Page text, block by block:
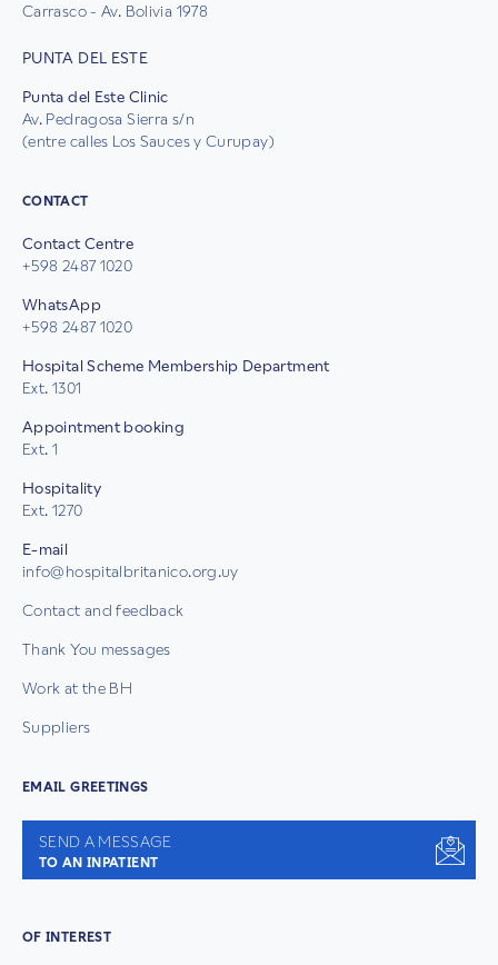
Carrasco - Av. Bolivia 1978
PUNTA DEL ESTE
Punta del Este Clinic
Av. Pedragosa Sierra s/n
(entre calles Los Sauces y Curupay)
CONTACT
Contact Centre
+598 2487 1020
WhatsApp
+598 2487 1020
Hospital Scheme Membership Department
Ext. 1301
Appointment booking
Ext. 1
Hospitality
Ext. 1270
E-mail
info@hospitalbritanico.org.uy
Contact and feedback
Thank You messages
Work at the BH
Suppliers
EMAIL GREETINGS
SEND A MESSAGE
TO AN INPATIENT
OF INTEREST